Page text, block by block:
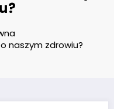
naszym zdrowiu?